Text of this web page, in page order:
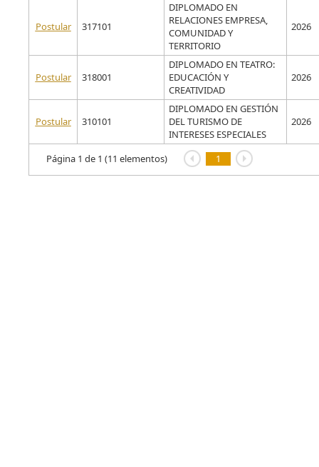
Postular 317101
DIPLOMADO EN
RELACIONES EMPRESA,
COMUNIDAD Y
TERRITORIO
2026
Postular 318001
DIPLOMADO EN TEATRO:
EDUCACIÓN Y
CREATIVIDAD
2026
Postular 310101
DIPLOMADO EN GESTIÓN
DEL TURISMO DE
INTERESES ESPECIALES
2026
Página 1 de 1 (11 elementos) 1